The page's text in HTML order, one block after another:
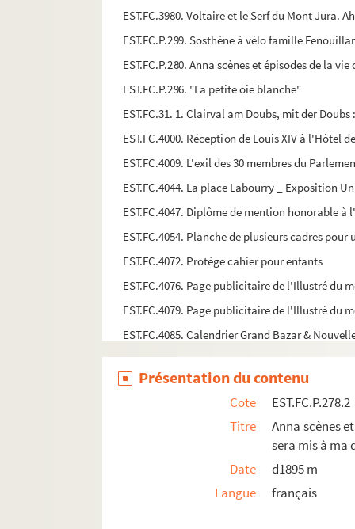
EST.FC.3980. Voltaire et le Serf du Mont Jura.
EST.FC.P.299. Sosthène à vélo famille
EST.FC.P.280. Anna scènes et épisodes de la
EST.FC.P.296. "La petite oie blanche"
EST.FC.31. 1. Clairval am Doubs, mit der
EST.FC.4000. Réception de Louis XIV à
EST.FC.4009. L'exil des 30 membres du
EST.FC.4044. La place Labourry _ Exposition
EST.FC.4047. Diplôme de mention honorable
EST.FC.4054. Planche de plusieurs cadres
EST.FC.4072. Protège cahier pour enfants
EST.FC.4076. Page publicitaire de l'Illustré du
EST.FC.4079. Page publicitaire de l'Illustré du
EST.FC.4085. Calendrier Grand Bazar &
EST.FC.4089 BIS. Partie d'armoirie d'un
EST.FC.4202. Broderie du Saint-Suaire de
EST.FC.4169. Saint Cloud ou Claude près de
EST.FC.4170. Saint Claude ou Saint Nicolas
Présentation du contenu
Cote
EST.FC.P.278.2
Titre
Anna scènes
sera mis à ma
Date
d1895 m
Langue
français